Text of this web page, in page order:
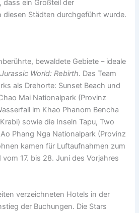
dass ein Großteil der
diesen Städten durchgeführt wurde.
bewaldete Gebiete – ideale
Jurassic World: Rebirth. Das Team
als Drehorte: Sunset Beach und
Mai Nationalpark (Provinz
im Khao Phanom Bencha
sowie die Inseln Tapu, Two
Phang Nga Nationalpark (Provinz
kamen für Luftaufnahmen zum
17. bis 28. Juni des Vorjahres
verzeichneten Hotels in der
der Buchungen. Die Stars